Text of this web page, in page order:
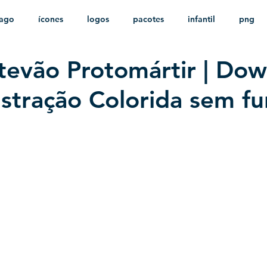
ícones logos pacotes infantil png
sem fundo HD minimalista psd
Protomártir |
Colorida sem